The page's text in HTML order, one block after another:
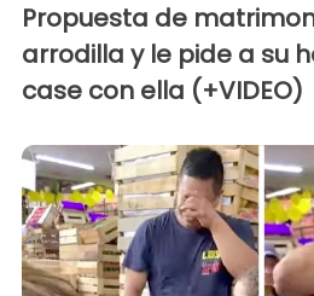
Propuesta de
arrodilla y le pide a su
case con ella (+VIDEO)